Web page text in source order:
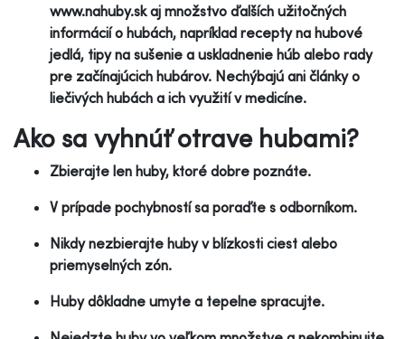
www.nahuby.sk aj množstvo ďalších užitočných
informácií o hubách, napríklad recepty na hubové
jedlá, tipy na sušenie a uskladnenie húb alebo rady
pre začínajúcich hubárov. Nechýbajú ani články o
liečivých hubách a ich využití v medicíne.
Ako sa vyhnúť otrave hubami?
Zbierajte len huby, ktoré dobre poznáte.
V prípade pochybností sa poraďte s odborníkom.
Nikdy nezbierajte huby v blízkosti ciest alebo
priemyselných zón.
Huby dôkladne umyte a tepelne spracujte.